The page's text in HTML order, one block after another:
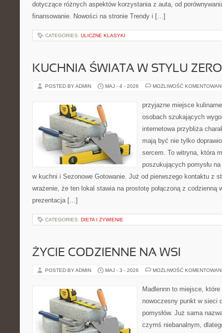
dotyczące różnych aspektów korzystania z auta, od
finansowanie. Nowości na stronie Trendy i […]
CATEGORIES: ULICZNE KLASYKI
KUCHNIA ŚWIATA W STYLU
POSTED BY ADMIN MAJ - 4 - 2026 MOŻLIWOŚĆ
przyjazne miejsce
osobach szukających
internetowa przybliża
mają być nie tylko
sercem. To witryna, która
poszukujących pomysłu
w kuchni i Sezonowe Gotowanie. Już od pierwszego kontaktu z
wrażenie, że ten lokal stawia na prostotę połączoną z codzienną
prezentacja […]
CATEGORIES: DIETA I ŻYWIENIE
ŻYCIE CODZIENNE NA WSI
POSTED BY ADMIN MAJ - 3 - 2026 MOŻLIWOŚĆ
Madlennn to miejsce,
nowoczesny punkt w sieci
pomysłów. Już sama
czymś niebanalnym,